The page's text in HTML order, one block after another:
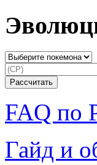
FAQ по
Гайд и